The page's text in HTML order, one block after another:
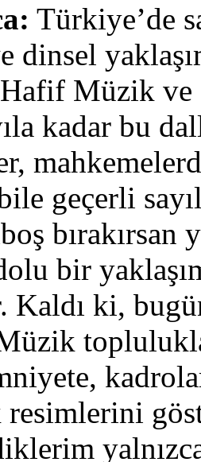
Türkiye’de
dinsel
Müzik
kadar bu
geçerli
bir
Kaldı ki,